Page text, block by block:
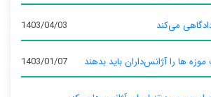
1403/04/03
ها را آژانس‌داران باید بدهند 1403/01/07